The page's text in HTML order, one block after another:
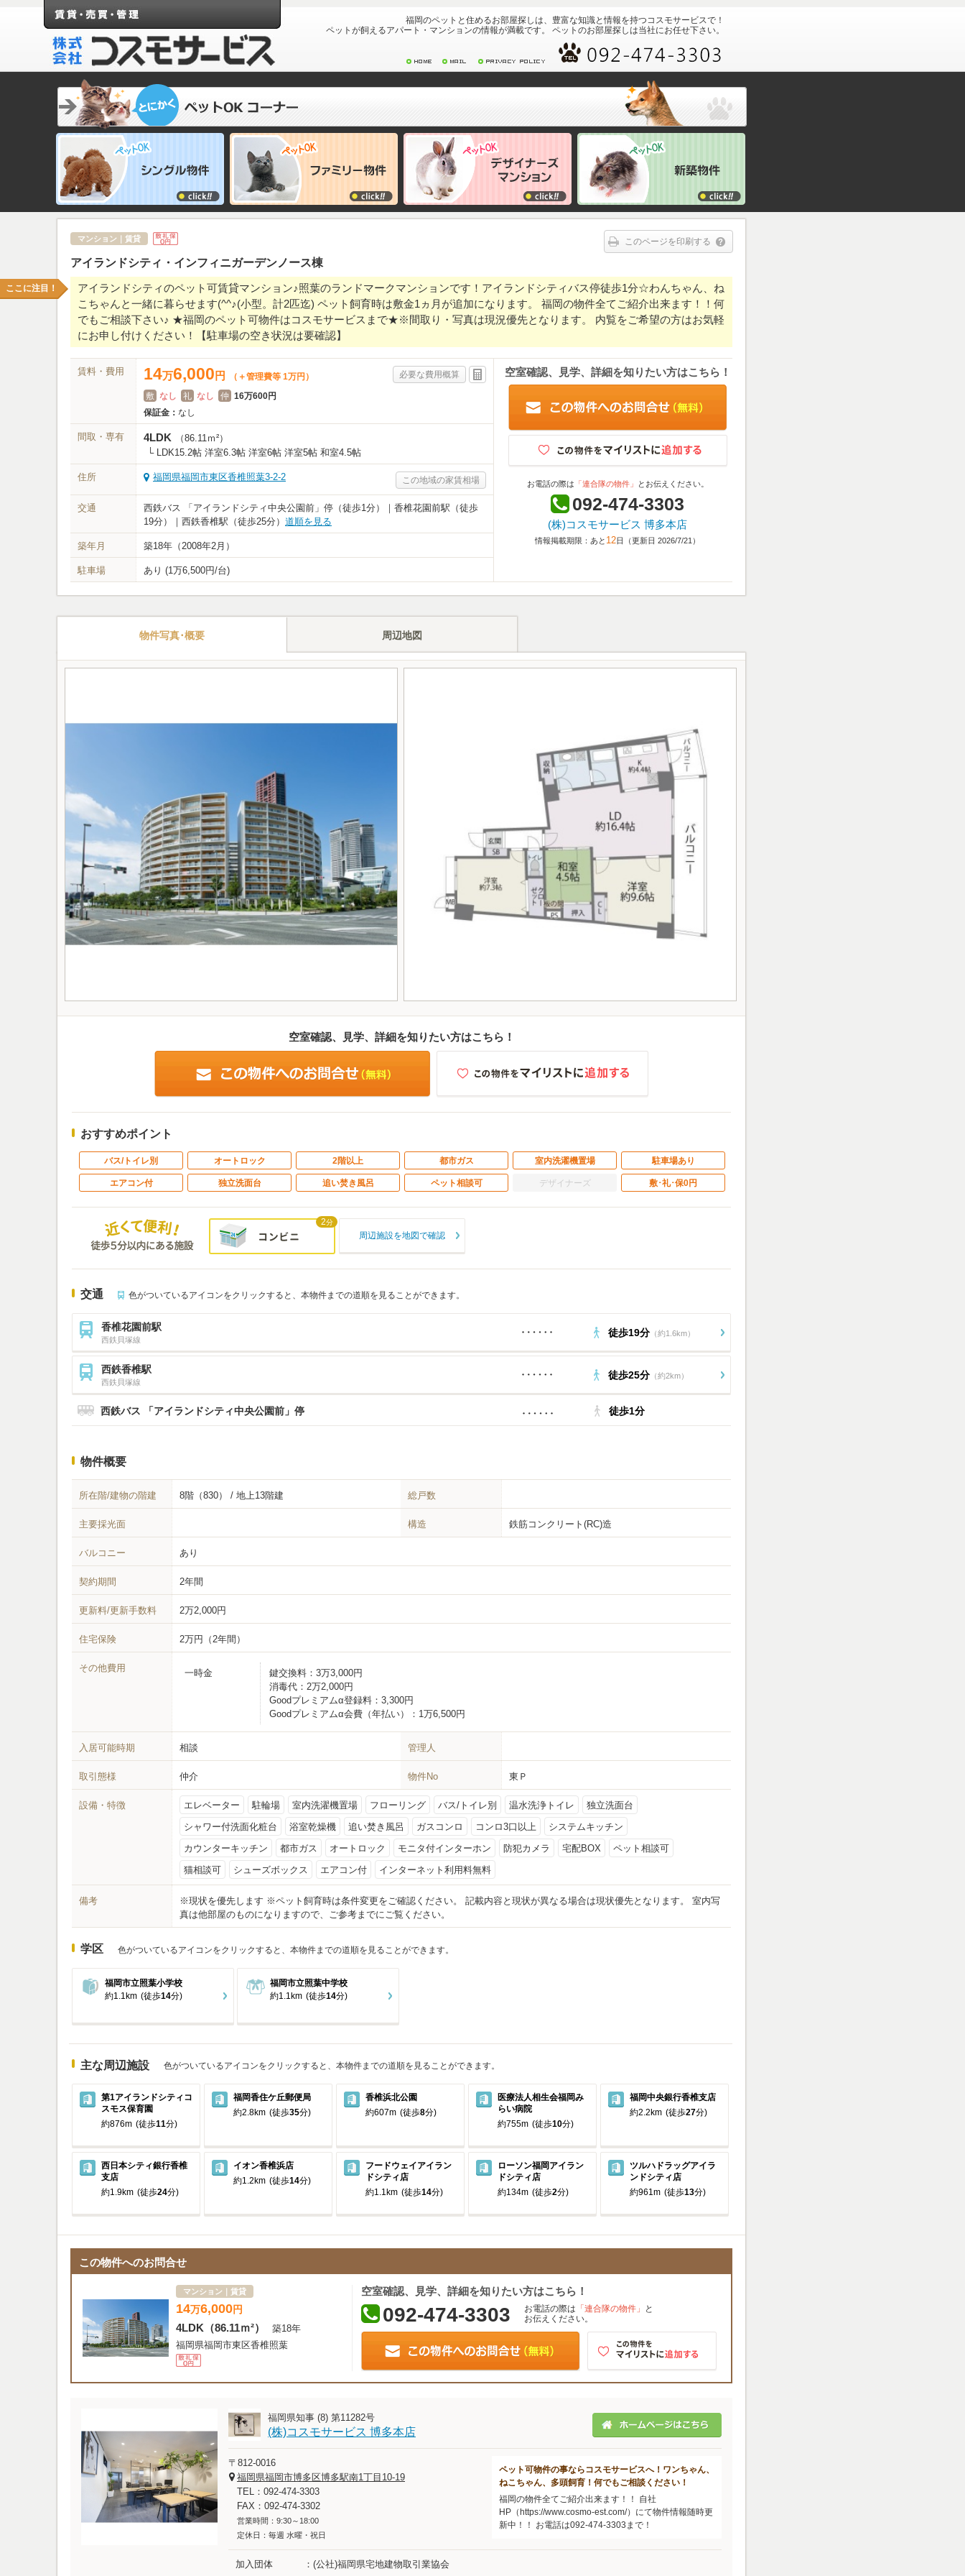
福岡のペットと住めるお部屋探しは、豊富な知識と情報を持つコスモサービスで！
ペットが飼えるアパート・マンションの情報が満載です。 ペットのお部屋探しは当社にお任せ下さい。
マンション｜賃貸 このページを印刷する
アイランドシティ・インフィニガーデンノース棟
ここに注目！
アイランドシティのペット可賃貸マンション♪照葉のランドマークマンションです！アイランドシティバス停徒歩1分☆わんちゃん、ね
こちゃんと一緒に暮らせます(^^♪(小型。計2匹迄) ペット飼育時は敷金1ヵ月が追加になります。 福岡の物件全てご紹介出来ます！！何
でもご相談下さい♪ ★福岡のペット可物件はコスモサービスまで★※間取り・写真は現況優先となります。 内覧をご希望の方はお気軽
にお申し付けください！【駐車場の空き状況は要確認】
賃料・費用 必要な費用概算
14万6,000 円
（＋管理費等 1万円）
敷 なし 礼 なし 仲 16万600円
保証金： なし
間取・専有 4LDK
（86.11ｍ²）
└ LDK15.2帖 洋室6.3帖 洋室6帖 洋室5帖 和室4.5帖
住所 この地域の家賃相場
福岡県福岡市東区香椎照葉3-2-2
交通
西鉄バス 「アイランドシティ中央公園前」停（徒歩1分）｜香椎花園前駅（徒歩
19分）｜西鉄香椎駅（徒歩25分） 道順を見る
築年月 築18年 （2008年2月）
駐車場 あり (1万6,500円/台)
空室確認、見学、詳細を知りたい方はこちら！
お電話の際は 「連合隊の物件」 とお伝えください。
092-474-3303
(株)コスモサービス 博多本店
情報掲載期限：あと 12日（更新日 2026/7/21）
物件写真･概要 周辺地図
空室確認、見学、詳細を知りたい方はこちら！
おすすめポイント
バス/トイレ別 オートロック 2階以上 都市ガス 室内洗濯機置場 駐車場あり
エアコン付 独立洗面台 追い焚き風呂 ペット相談可 デザイナーズ 敷･礼･保0円
2分
周辺施設を地図で確認
交通 色がついているアイコンをクリックすると、本物件までの道順を見ることができます。
香椎花園前駅
西鉄貝塚線
徒歩19分 （約1.6km）
西鉄香椎駅
西鉄貝塚線
徒歩25分 （約2km）
西鉄バス 「アイランドシティ中央公園前」停 徒歩1分
物件概要
所在階/建物の階建 8階（830） / 地上13階建 総戸数
主要採光面 構造 鉄筋コンクリート(RC)造
バルコニー あり
契約期間 2年間
更新料/更新手数料 2万2,000円
住宅保険 2万円（2年間）
その他費用 一時金 鍵交換料： 3万3,000円
消毒代： 2万2,000円
Goodプレミアムα登録料： 3,300円
Goodプレミアムα会費（年払い）： 1万6,500円
入居可能時期 相談 管理人
取引態様 仲介 物件No 東Ｐ
設備・特徴 エレベーター 駐輪場 室内洗濯機置場 フローリング バス/トイレ別 温水洗浄トイレ
独立洗面台
シャワー付洗面化粧台
浴室乾燥機 追い焚き風呂 ガスコンロ コンロ3口以上
システムキッチン
カウンターキッチン
都市ガス オートロック モニタ付インターホン 防犯カメラ 宅配BOX
ペット相談可
猫相談可
シューズボックス エアコン付 インターネット利用料無料
備考
※現状を優先します ※ペット飼育時は条件変更をご確認ください。 記載内容と現状が異なる場合は現状優先となります。 室内写
真は他部屋のものになりますので、ご参考までにご覧ください。
学区 色がついているアイコンをクリックすると、本物件までの道順を見ることができます。
福岡市立照葉小学校
約1.1km (徒歩14分)
福岡市立照葉中学校
約1.1km (徒歩14分)
主な周辺施設 色がついているアイコンをクリックすると、本物件までの道順を見ることができます。
第1アイランドシティコ
スモス保育園
約876m (徒歩11分)
福岡香住ケ丘郵便局
約2.8km (徒歩35分)
香椎浜北公園
約607m (徒歩8分)
医療法人相生会福岡み
らい病院
約755m (徒歩10分)
福岡中央銀行香椎支店
約2.2km (徒歩27分)
西日本シティ銀行香椎
支店
約1.9km (徒歩24分)
イオン香椎浜店
約1.2km (徒歩14分)
フードウェイアイラン
ドシティ店
約1.1km (徒歩14分)
ローソン福岡アイラン
ドシティ店
約134m (徒歩2分)
ツルハドラッグアイラ
ンドシティ店
約961m (徒歩13分)
この物件へのお問合せ
マンション｜賃貸
14万6,000円
4LDK （86.11ｍ²）
築18年
福岡県福岡市東区香椎照葉
空室確認、見学、詳細を知りたい方はこちら！
092-474-3303 お電話の際は 「連合隊の物件」
と
お伝えください。
福岡県知事 (8) 第11282号
(株)コスモサービス 博多本店
〒812-0016
福岡県福岡市博多区博多駅南1丁目10-19
TEL：092-474-3303
FAX：092-474-3302
営業時間：9:30～18:00
定休日：毎週 水曜・祝日
ペット可物件の事ならコスモサービスへ！ワンちゃん、
ねこちゃん、多頭飼育！何でもご相談ください！
福岡の物件全てご紹介出来ます！！ 自社
HP（https://www.cosmo-est.com/）にて物件情報随時更
新中！！ お電話は092-474-3303まで！
加入団体 (公社)福岡県宅地建物取引業協会